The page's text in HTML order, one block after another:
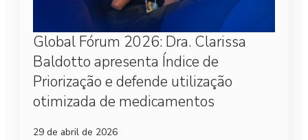
Global Fórum 2026: Dra. Clarissa
Baldotto apresenta Índice de
Priorização e defende utilização
otimizada de medicamentos
29 de abril de 2026